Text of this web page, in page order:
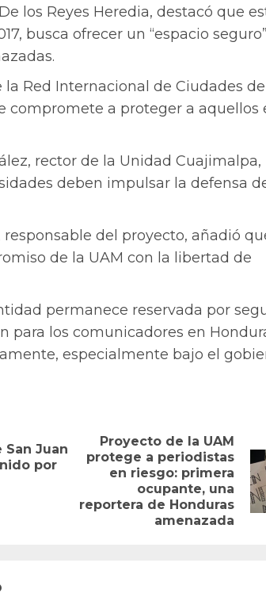
los Reyes Heredia, destacó que
busca ofrecer un “espacio
Red Internacional de Ciudades de
compromete a proteger a aquellos
rector de la Unidad Cuajimalpa,
deben impulsar la defensa
responsable del proyecto, añadió
de la UAM con la libertad de
permanece reservada por
para los comunicadores en
especialmente bajo el
Previous
post:
San Juan
por
post:
Proyecto de la UAM
protege a periodistas
en riesgo: primera
ocupante, una
reportera de Honduras
amenazada